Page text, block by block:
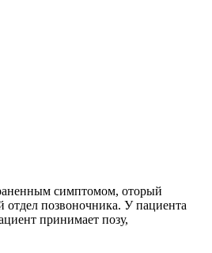
симптомом, оторый
отдел позвоночника. У пациента
принимает позу,